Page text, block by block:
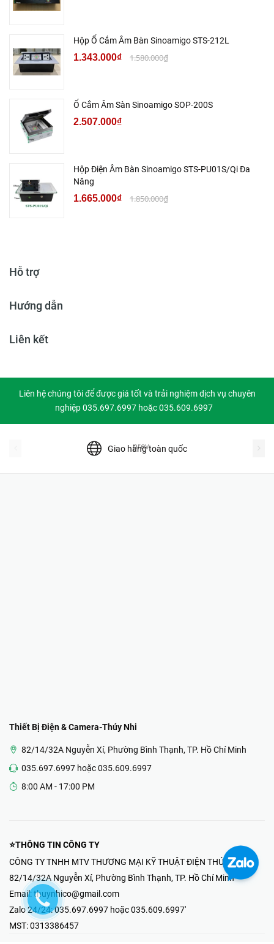
Hộp Ổ Cắm Âm Bàn Sinoamigo STS-212L
1.343.000₫ 1.580.000₫
Ổ Cắm Âm Sàn Sinoamigo SOP-200S
2.507.000₫
Hộp Điện Âm Bàn Sinoamigo STS-PU01S/Qi Đa
Năng
1.665.000₫ 1.850.000₫
Hỗ trợ
Hướng dẫn
Liên kết
Liên hệ chúng tôi để được giá tốt và trải nghiệm dịch vụ chuyên
nghiệp 035.697.6997 hoặc 035.609.6997
Giao hàng toàn quốc
prev
Thiết Bị Điện & Camera-Thúy Nhi
82/14/32A Nguyễn Xí, Phường Bình Thạnh, TP. Hồ Chí Minh
035.697.6997 hoặc 035.609.6997
8:00 AM - 17:00 PM
⭐THÔNG TIN CÔNG TY
CÔNG TY TNHH MTV THƯƠNG MẠI KỸ THUẬT ĐIỆN THÚY NHI
82/14/32A Nguyễn Xí, Phường Bình Thạnh, TP. Hồ Chí Minh
Email: thuynhico@gmail.com
Zalo 24/24:035.697.6997 hoặc 035.609.6997'
MST:0313386457